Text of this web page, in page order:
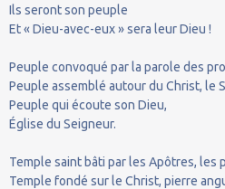
Ils seront son peuple
Et « Dieu-avec-eux » sera leur Dieu !
Peuple convoqué par la parole des
Peuple assemblé autour du Christ, le
Peuple qui écoute son Dieu,
Église du Seigneur.
Temple saint bâti par les Apôtres, les
Temple fondé sur le Christ, pierre